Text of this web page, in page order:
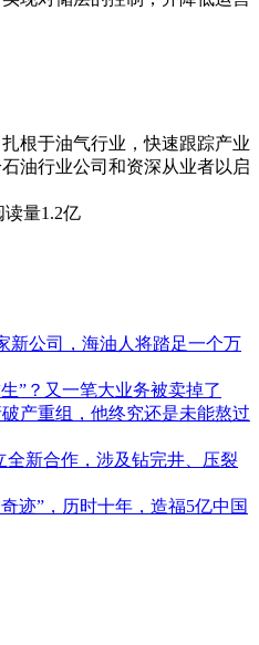
根于油气行业，快速跟踪产业
油行业公司和资深从业者以启
读量1.2亿
新公司，海油人将踏足一个万
”？又一笔大业务被卖掉了
产重组，他终究还是未能熬过
全新合作，涉及钻完井、压裂
迹”，历时十年，造福5亿中国